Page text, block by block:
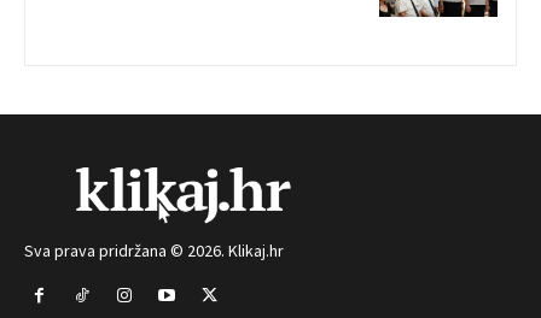
Sva prava pridržana © 2026. Klikaj.hr